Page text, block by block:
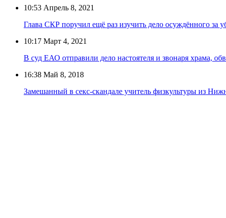
10:53 Апрель 8, 2021
Глава СКР поручил ещё раз изучить дело осуждённого за
10:17 Март 4, 2021
В суд ЕАО отправили дело настоятеля и звонаря храма,
16:38 Май 8, 2018
Замешанный в секс-скандале учитель физкультуры из